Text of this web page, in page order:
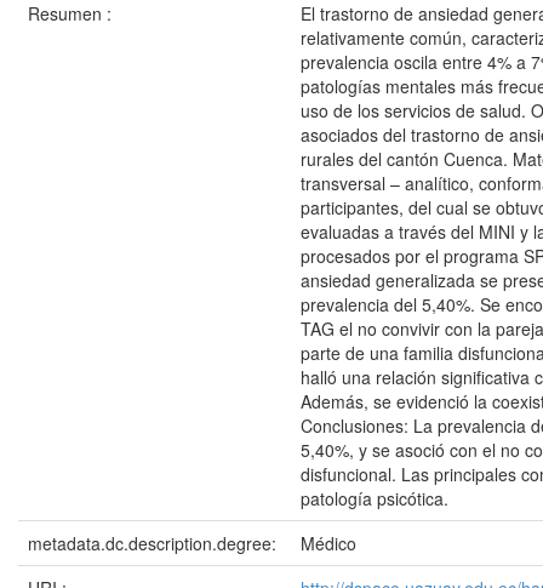
Resumen :
El trastorno de ansiedad
relativamente común,
prevalencia oscila entre 4% a
patologías mentales más
uso de los servicios de salud.
asociados del trastorno de
rurales del cantón Cuenca.
transversal – analítico,
participantes, del cual se
evaluadas a través del MINI y
procesados por el programa
ansiedad generalizada se
prevalencia del 5,40%. Se
TAG el no convivir con la
parte de una familia
halló una relación significativa
Además, se evidenció la
Conclusiones: La prevalencia
5,40%, y se asoció con el no
disfuncional. Las principales
patología psicótica.
metadata.dc.description.degree:
Médico